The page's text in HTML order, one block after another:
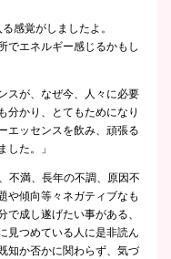
感覚がしましたよ。
でエネルギー感じるかもし
が、なぜ今、人々に必要
分かり、とてもためになり
エッセンスを飲み、頑張る
した。」
、長年の不調、原因不
や傾向等々ネガティブなも
で成し遂げたい事がある、
見つめている人に是非読ん
知か否かに関わらず、気づ